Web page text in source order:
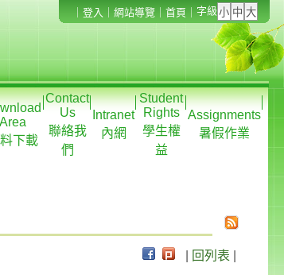
登入 網站導覽 首頁 字級
Area
下載
Contact
Us
聯絡我
們
Intranet
內網
Student
Rights
學生權
益
Assignments
暑假作業
回列表